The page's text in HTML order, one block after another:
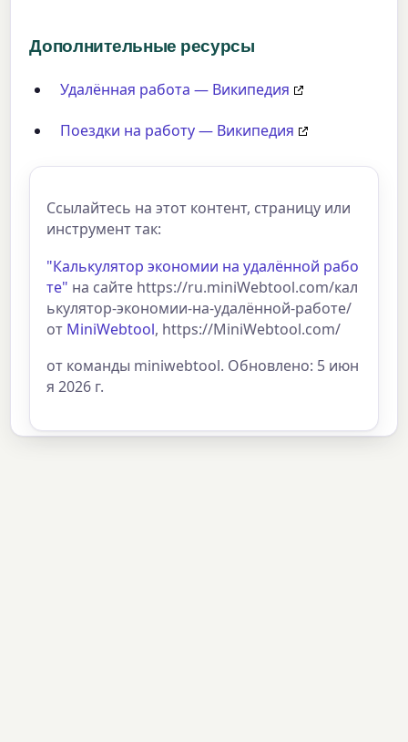
Дополнительные ресурсы
Удалённая работа — Википедия
Поездки на работу — Википедия
Ссылайтесь на этот контент, страницу или
инструмент так:
"Калькулятор экономии на удалённой рабо
те" на сайте https://ru.miniWebtool.com/кал
ькулятор-экономии-на-удалённой-работе/
от MiniWebtool, https://MiniWebtool.com/
от команды miniwebtool. Обновлено: 5 июн
я 2026 г.